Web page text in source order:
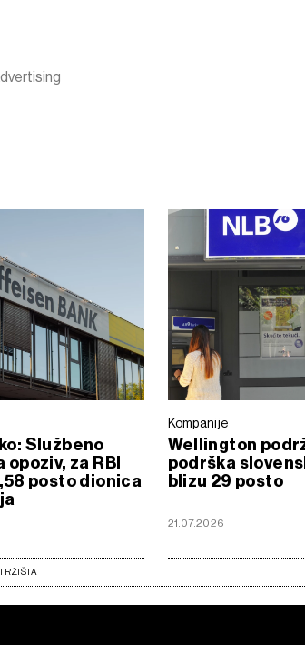
Službeno
za RBI
posto dionica
Kompanije
Wellington
podrška
blizu 29 posto
21.07.2026